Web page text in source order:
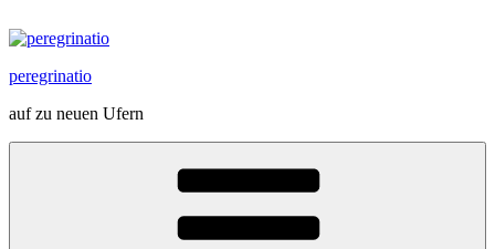
Inhalt
peregrinatio
auf zu neuen Ufern